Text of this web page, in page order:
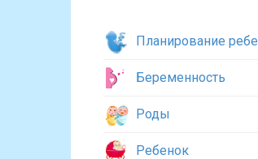
Планирование
Беременность
Роды
Ребенок